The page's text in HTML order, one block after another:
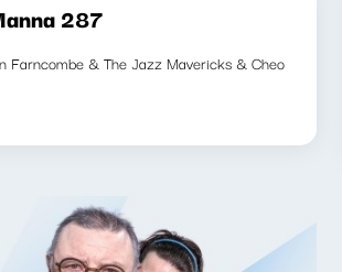
287
Farncombe & The Jazz Mavericks & Cheo